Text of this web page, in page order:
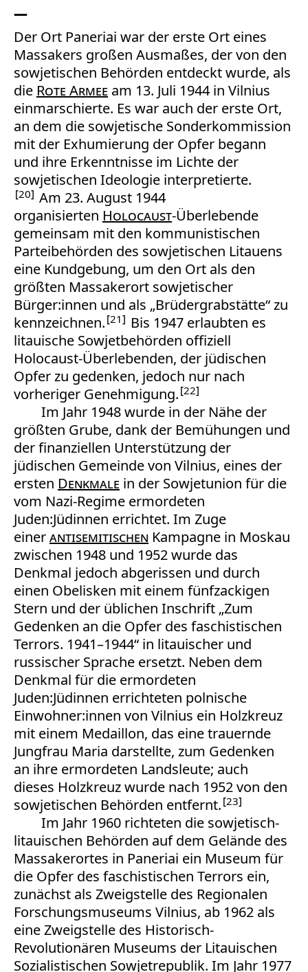
Der Ort Paneriai war der erste Ort eines
Massakers großen Ausmaßes, der von den
sowjetischen Behörden entdeckt wurde, als
die Rote Armee am 13. Juli 1944 in Vilnius
einmarschierte. Es war auch der erste Ort,
an dem die sowjetische Sonderkommission
mit der Exhumierung der Opfer begann
und ihre Erkenntnisse im Lichte der
sowjetischen Ideologie interpretierte.
20
Am 23. August 1944
organisierten Holocaust-Überlebende
gemeinsam mit den kommunistischen
Parteibehörden des sowjetischen Litauens
eine Kundgebung, um den Ort als den
größten Massakerort sowjetischer
Bürger:innen und als „Brüdergrabstätte“ zu
kennzeichnen. 21
Bis 1947 erlaubten es
litauische Sowjetbehörden offiziell
Holocaust-Überlebenden, der jüdischen
Opfer zu gedenken, jedoch nur nach
vorheriger Genehmigung. 22
Im Jahr 1948 wurde in der Nähe der
größten Grube, dank der Bemühungen und
der finanziellen Unterstützung der
jüdischen Gemeinde von Vilnius, eines der
ersten Denkmale in der Sowjetunion für die
vom Nazi-Regime ermordeten
Juden:Jüdinnen errichtet. Im Zuge
einerantisemitischen Kampagne in Moskau
zwischen 1948 und 1952 wurde das
Denkmal jedoch abgerissen und durch
einen Obelisken mit einem fünfzackigen
Stern und der üblichen Inschrift „Zum
Gedenken an die Opfer des faschistischen
Terrors. 1941–1944“ in litauischer und
russischer Sprache ersetzt. Neben dem
Denkmal für die ermordeten
Juden:Jüdinnen errichteten polnische
Einwohner:innen von Vilnius ein Holzkreuz
mit einem Medaillon, das eine trauernde
Jungfrau Maria darstellte, zum Gedenken
an ihre ermordeten Landsleute; auch
dieses Holzkreuz wurde nach 1952 von den
sowjetischen Behörden entfernt. 23
Im Jahr 1960 richteten die sowjetisch-
litauischen Behörden auf dem Gelände des
Massakerortes in Paneriai ein Museum für
die Opfer des faschistischen Terrors ein,
zunächst als Zweigstelle des Regionalen
Forschungsmuseums Vilnius, ab 1962 als
eine Zweigstelle des Historisch-
Revolutionären Museums der Litauischen
Sozialistischen Sowjetrepublik. Im Jahr 1977